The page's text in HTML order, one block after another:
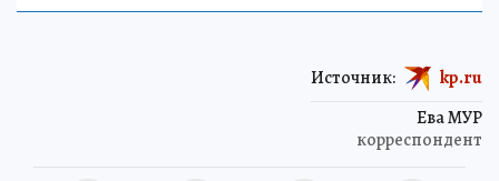
Ева МУР
корреспондент
Источник: kp.ru